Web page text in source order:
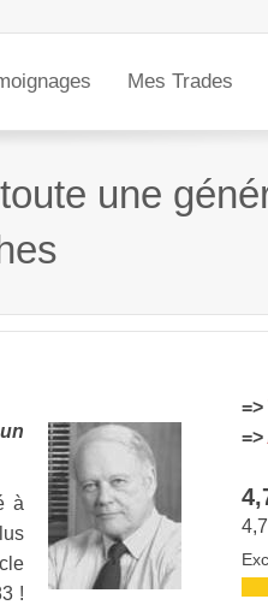
Mes Trades
une
à
!
=>
=>